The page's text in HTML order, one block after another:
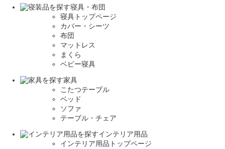
寝具・布団
寝具トップページ
カバー・シーツ
布団
マットレス
まくら
ベビー寝具
家具
こたつテーブル
ベッド
ソファ
テーブル・チェア
インテリア用品
インテリア用品トップページ